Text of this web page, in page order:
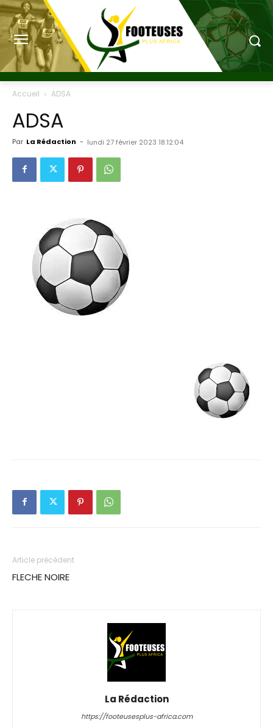
Accueil ADSA
ADSA
Par La Rédaction - lundi 27 février 2023 18:12:04
Article précédent
FLECHE NOIRE
La Rédaction
https://footeusesplus-africa.com